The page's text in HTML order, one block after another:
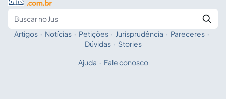
Fale com a IA
Artigos · Notícias · Petições · Jurisprudência · Pareceres ·
Dúvidas · Stories
Ajuda · Fale conosco